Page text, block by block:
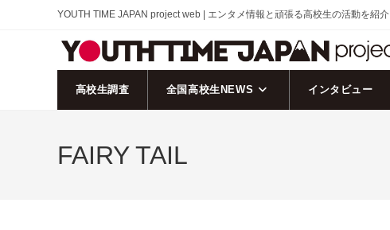
YOUTH TIME JAPAN project web | エンタメ情報と頑張る高校生の活動を紹介
高校生調査 全国高校生NEWS インタビュー
FAIRY TAIL